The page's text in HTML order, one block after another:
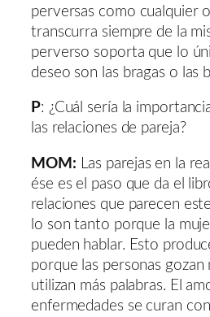
perversas como cualquier
transcurra siempre de la
perverso soporta que lo
deseo son las bragas o las
P: ¿Cuál sería la
las relaciones de pareja?
MOM:
Las parejas en la
ése es el paso que da el
relaciones que parecen
lo son tanto porque la
pueden hablar. Esto
porque las personas gozan
utilizan más palabras. El
enfermedades se curan